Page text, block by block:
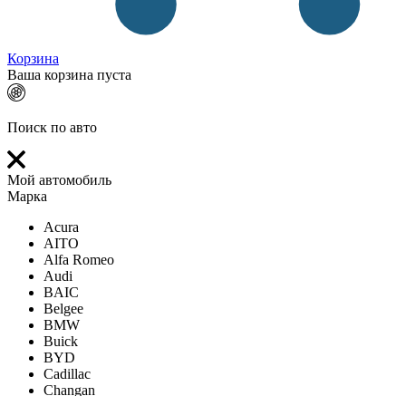
Корзина
Ваша корзина пуста
Поиск по авто
Мой автомобиль
Марка
Acura
AITO
Alfa Romeo
Audi
BAIC
Belgee
BMW
Buick
BYD
Cadillac
Changan